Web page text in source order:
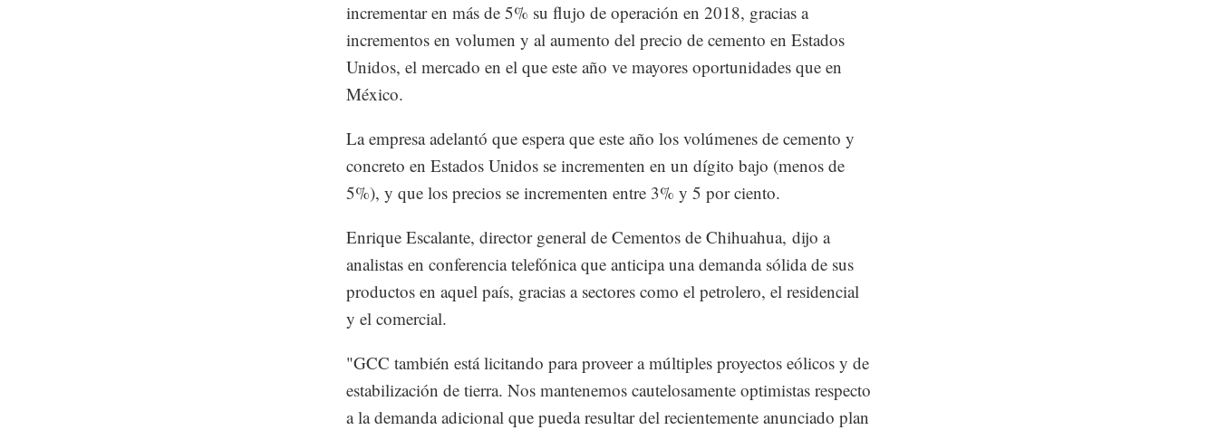
incrementar en más de 5% su flujo de operación en 2018, gracias a
incrementos en volumen y al aumento del precio de cemento en Estados
Unidos, el mercado en el que este año ve mayores oportunidades que en
México.
La empresa adelantó que espera que este año los volúmenes de cemento y
concreto en Estados Unidos se incrementen en un dígito bajo (menos de
5%), y que los precios se incrementen entre 3% y 5 por ciento.
Enrique Escalante, director general de Cementos de Chihuahua, dijo a
analistas en conferencia telefónica que anticipa una demanda sólida de sus
productos en aquel país, gracias a sectores como el petrolero, el residencial
y el comercial.
"GCC también está licitando para proveer a múltiples proyectos eólicos y de
estabilización de tierra. Nos mantenemos cautelosamente optimistas respecto
a la demanda adicional que pueda resultar del recientemente anunciado plan